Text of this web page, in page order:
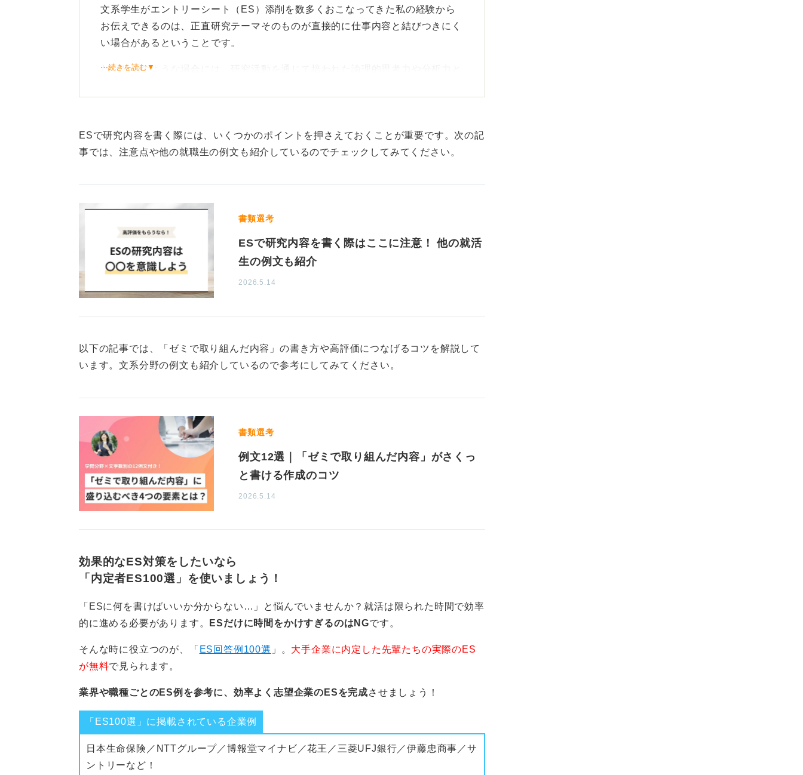
それらの性格的特徴や資質から、企業側は応募者の将来的なポジショニングを決
定する指針とするケースも多いため、人柄も就活の大きな武器となります。
1
文系学生がエントリーシート（ES）添削を数多くおこなってきた私の経験から
お伝えできるのは、正直研究テーマそのものが直接的に仕事内容と結びつきにく
い場合があるということです。
ただしそのような場合には、研究活動を通じて培われた論理的思考力や分析力と
を具体的に明記することで、自身の思考力や研究に対する取り組みなどを伝える
ことができるでしょう。
文系の研究においては、理系ほど具体的な成果が求められるわけではなありませ
ん。
むしろ「なぜその分野を選択したのか」「なぜその研究テーマに取り組んでいる
のか」「その結果、何が明らかになったのか、あるいは何を明らかにしようとし
ているのか」といった、研究の選定から研究中の思考プロセスが重視される傾向
きれば相手に伝わるESを作成できますよ。
⋯続きを読む▼
ESで研究内容を書く際には、いくつかのポイントを押さえておくことが重要です。次の記
事では、注意点や他の就職生の例文も紹介しているのでチェックしてみてください。
書類選考
ESで研究内容を書く際はここに注意！ 他の就活
生の例文も紹介
2026.5.14
以下の記事では、「ゼミで取り組んだ内容」の書き方や高評価につなげるコツを解説して
います。文系分野の例文も紹介しているので参考にしてみてください。
書類選考
例文12選｜「ゼミで取り組んだ内容」がさくっ
と書ける作成のコツ
2026.5.14
効果的なES対策をしたいなら
「内定者ES100選」を使いましょう！
「ESに何を書けばいいか分からない…」と悩んでいませんか？就活は限られた時間で効率
的に進める必要があります。
ESだけに時間をかけすぎるのはNGです。
そんな時に役立つのが、「 ES回答例100選 」。 大手企業に内定した先輩たちの実際のES
が無料で見られます。
業界や職種ごとのES例を参考に、効率よく志望企業のESを完成させましょう！
「ES100選」に掲載されている企業例
日本生命保険／NTTグループ／博報堂マイナビ／花王／三菱UFJ銀行／伊藤忠商事／サ
ントリーなど！